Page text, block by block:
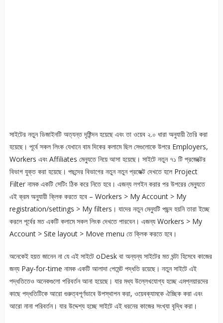
সাইটের নতুন ডিজাইনটি অত্যন্ত দৃষ্টিন্দন হয়েছে এবং তা ওয়েব ২.০ ধারা অনুযায়ী তৈরি করা
হয়েছে। পূর্বে সকল লিংক যেখানে বাম দিকের কলামে ছিল সেগুলোকে উপরে Employers,
Workers এবং Affiliates মেন্যুতে নিয়ে আসা হয়েছে। সাইটে নতুন ৭১ টি প্রজেক্টের
বিভাগ যুক্ত করা হয়েছে। পছন্দের বিভাগের নতুন নতুন প্রজেক্ট দেখতে হলে Project
Filter নামক একটি সেটিং ঠিক করে নিতে হবে। এজন্য লগইন করার পর উপরের মেন্যুতে
এই ক্রম অনুযায়ী ক্লিক করতে হবে – Workers > My Account > My
registration/settings > My filters। যাদের নতুন মেন্যুটি পছন্দ হয়নি তারা ইচ্ছে
করলে পূর্বের মত একটি কলামে সকল লিংক দেখতে পারবেন। এজন্য Workers > My
Account > Site layout > Move menu তে ক্লিক করতে হবে।
অনেকেই হয়ত জানেন না যে এই সাইটে oDesk বা অন্যন্য সাইটের মত ঘন্টা হিসেবে কাজের
জন্য Pay-for-time নামক একটি আলাদা পেমেন্ট পদ্ধতি রয়েছে। নতুন সাইটে এই
পদ্ধতিতেও অনেকগুলো পরিবর্তন আনা হয়েছে। যার মধ্য উল্লেখযোগ্য হচ্ছে এমপ্লয়ারদের
কাছে পদ্ধতিটিকে আরো গুরুত্বপূর্ণভাবে উপস্থাপন করা, ওয়েবক্যামকে ‌ঐচ্ছিক করা এবং
আরো নানা পরিবর্তন। যার উদ্দেশ্য হচ্ছে সাইটে এই ধরনের কাজের সংখ্যা বৃদ্ধি করা।